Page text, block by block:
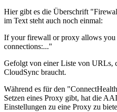
Hier gibt es die Überschrift
im Text steht auch noch einmal:
If your firewall or proxy allows you
connections:..."
Gefolgt von einer Liste von URLs,
CloudSync braucht.
Während es für den
Setzen eines Proxy gibt, hat die
Einstellungen zu eine Proxy zu